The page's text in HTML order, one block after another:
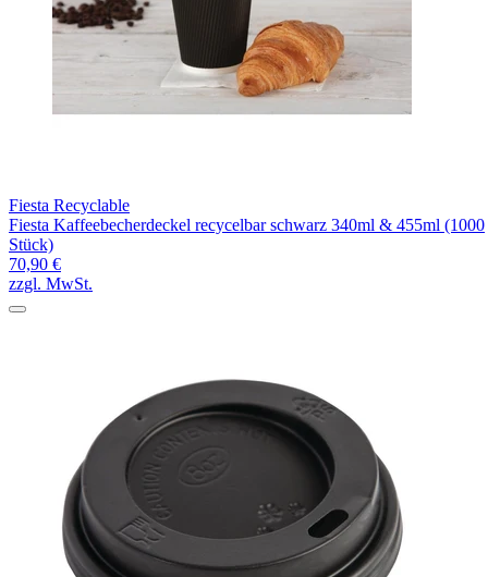
Fiesta Recyclable
Fiesta Kaffeebecherdeckel recycelbar schwarz 340ml & 455ml (1000
Stück)
70,90 €
zzgl. MwSt.